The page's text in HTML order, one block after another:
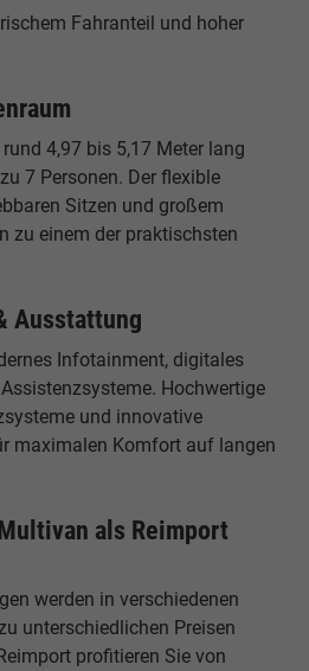
Fahranteil und hoher
4,97 bis 5,17 Meter lang
7 Personen. Der flexible
Sitzen und großem
zu einem der praktischsten
Ausstattung
Infotainment, digitales
Hochwertige
und innovative
maximalen Komfort auf langen
als Reimport
werden in verschiedenen
unterschiedlichen Preisen
profitieren Sie von